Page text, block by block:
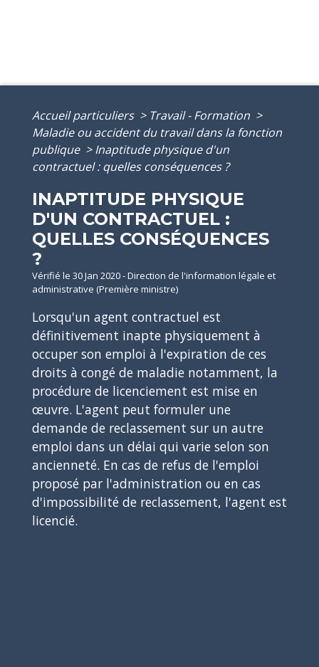
Accueil particuliers > Travail - Formation >
Maladie ou accident du travail dans la fonction
publique > Inaptitude physique d'un
contractuel : quelles conséquences ?
INAPTITUDE PHYSIQUE
D'UN CONTRACTUEL :
QUELLES CONSÉQUENCES
?
Vérifié le 30 Jan 2020 - Direction de l'information légale et
administrative (Première ministre)
Lorsqu'un agent contractuel est
définitivement inapte physiquement à
occuper son emploi à l'expiration de ces
droits à congé de maladie notamment, la
procédure de licenciement est mise en
œuvre. L'agent peut formuler une
demande de reclassement sur un autre
emploi dans un délai qui varie selon son
ancienneté. En cas de refus de l'emploi
proposé par l'administration ou en cas
d'impossibilité de reclassement, l'agent est
licencié.